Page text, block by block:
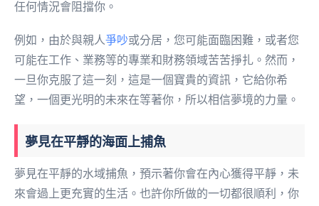
任何情況會阻擋你。
例如，由於與親人爭吵或分居，您可能面臨困難，或者您
可能在工作、業務等的專業和財務領域苦苦掙扎。然而，
一旦你克服了這一刻，這是一個寶貴的資訊，它給你希
望，一個更光明的未來在等著你，所以相信夢境的力量。
夢見在平靜的海面上捕魚
夢見在平靜的水域捕魚，預示著你會在內心獲得平靜，未
來會過上更充實的生活。也許你所做的一切都很順利，你